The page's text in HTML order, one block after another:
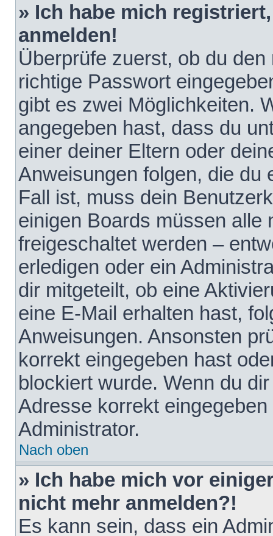
» Ich habe mich
anmelden!
Überprüfe zuerst, ob du
richtige Passwort
gibt es zwei Möglichkeiten.
angegeben hast, dass du
einer deiner Eltern oder
Anweisungen folgen, die du
Fall ist, muss dein
einigen Boards müssen alle
freigeschaltet werden –
erledigen oder ein
dir mitgeteilt, ob eine
eine E-Mail erhalten hast,
Anweisungen. Ansonsten
korrekt eingegeben hast
blockiert wurde. Wenn du
Adresse korrekt
Administrator.
Nach oben
» Ich habe mich vor
nicht mehr anmelden?!
Es kann sein, dass ein